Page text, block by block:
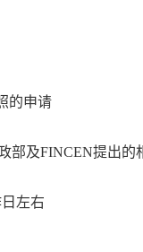
的申请
部及FINCEN提出的
左右